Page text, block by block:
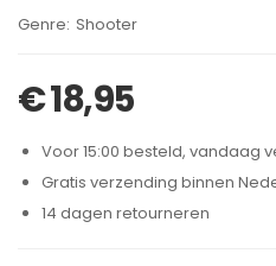
Brand:
Shooter
€18,95
Voor 15:00 besteld, vandaag
Gratis verzending binnen
14 dagen retourneren